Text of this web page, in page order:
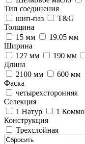
Тип соединения
шип-паз
T&G
Толщина
15 мм
19.05 мм
Ширина
127 мм
190 мм
Длина
2100 мм
600 мм
Фаска
четырехсторонняя
Селекция
1 Натур
1
Конструкция
Трехслойная